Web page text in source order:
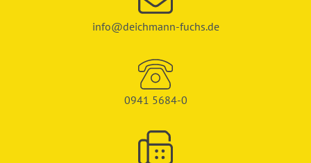
info@deichmann-fuchs.de
0941 5684-0